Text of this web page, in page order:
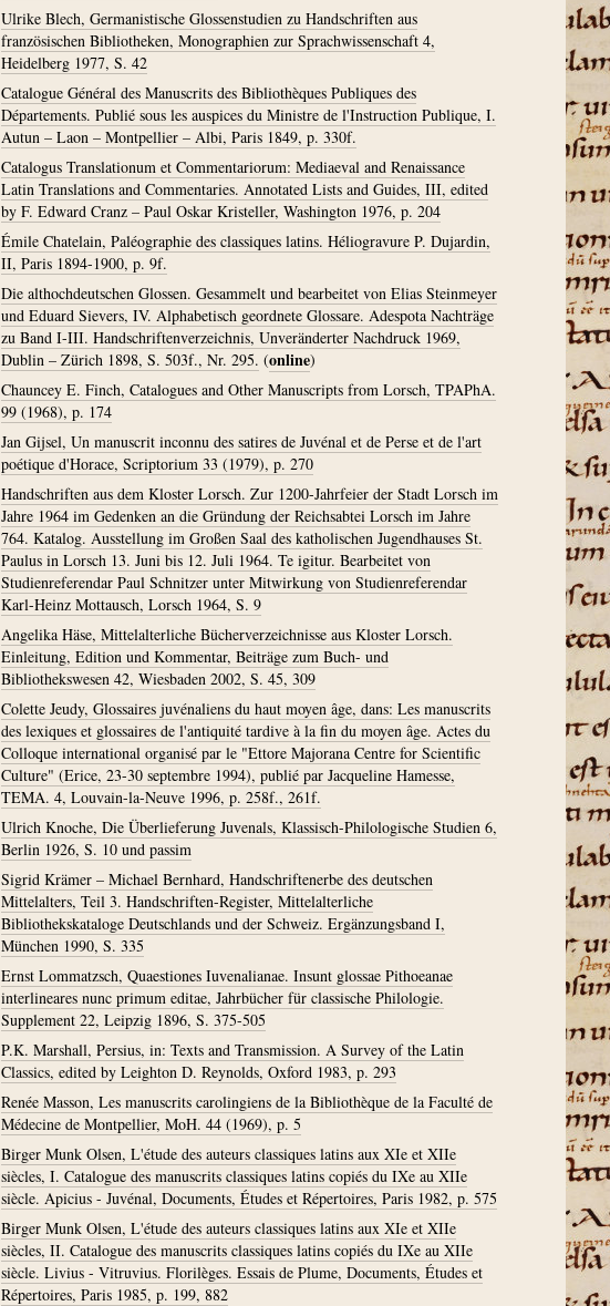
Ulrike Blech, Germanistische Glossenstudien zu Handschriften aus
französischen Bibliotheken, Monographien zur Sprachwissenschaft 4,
Heidelberg 1977, S. 42
Catalogue Général des Manuscrits des Bibliothèques Publiques des
Départements. Publié sous les auspices du Ministre de l'Instruction Publique, I.
Autun – Laon – Montpellier – Albi, Paris 1849, p. 330f.
Catalogus Translationum et Commentariorum: Mediaeval and Renaissance
Latin Translations and Commentaries. Annotated Lists and Guides, III, edited
by F. Edward Cranz – Paul Oskar Kristeller, Washington 1976, p. 204
Émile Chatelain, Paléographie des classiques latins. Héliogravure P. Dujardin,
II, Paris 1894-1900, p. 9f.
Die althochdeutschen Glossen. Gesammelt und bearbeitet von Elias Steinmeyer
und Eduard Sievers, IV. Alphabetisch geordnete Glossare. Adespota Nachträge
zu Band I-III. Handschriftenverzeichnis, Unveränderter Nachdruck 1969,
Dublin – Zürich 1898, S. 503f., Nr. 295. (online)
Chauncey E. Finch, Catalogues and Other Manuscripts from Lorsch, TPAPhA.
99 (1968), p. 174
Jan Gijsel, Un manuscrit inconnu des satires de Juvénal et de Perse et de l'art
poétique d'Horace, Scriptorium 33 (1979), p. 270
Handschriften aus dem Kloster Lorsch. Zur 1200-Jahrfeier der Stadt Lorsch im
Jahre 1964 im Gedenken an die Gründung der Reichsabtei Lorsch im Jahre
764. Katalog. Ausstellung im Großen Saal des katholischen Jugendhauses St.
Paulus in Lorsch 13. Juni bis 12. Juli 1964. Te igitur. Bearbeitet von
Studienreferendar Paul Schnitzer unter Mitwirkung von Studienreferendar
Karl-Heinz Mottausch, Lorsch 1964, S. 9
Angelika Häse, Mittelalterliche Bücherverzeichnisse aus Kloster Lorsch.
Einleitung, Edition und Kommentar, Beiträge zum Buch- und
Bibliothekswesen 42, Wiesbaden 2002, S. 45, 309
Colette Jeudy, Glossaires juvénaliens du haut moyen âge, dans: Les manuscrits
des lexiques et glossaires de l'antiquité tardive à la fin du moyen âge. Actes du
Colloque international organisé par le "Ettore Majorana Centre for Scientific
Culture" (Erice, 23-30 septembre 1994), publié par Jacqueline Hamesse,
TEMA. 4, Louvain-la-Neuve 1996, p. 258f., 261f.
Ulrich Knoche, Die Überlieferung Juvenals, Klassisch-Philologische Studien 6,
Berlin 1926, S. 10 und passim
Sigrid Krämer – Michael Bernhard, Handschriftenerbe des deutschen
Mittelalters, Teil 3. Handschriften-Register, Mittelalterliche
Bibliothekskataloge Deutschlands und der Schweiz. Ergänzungsband I,
München 1990, S. 335
Ernst Lommatzsch, Quaestiones Iuvenalianae. Insunt glossae Pithoeanae
interlineares nunc primum editae, Jahrbücher für classische Philologie.
Supplement 22, Leipzig 1896, S. 375-505
P.K. Marshall, Persius, in: Texts and Transmission. A Survey of the Latin
Classics, edited by Leighton D. Reynolds, Oxford 1983, p. 293
Renée Masson, Les manuscrits carolingiens de la Bibliothèque de la Faculté de
Médecine de Montpellier, MoH. 44 (1969), p. 5
Birger Munk Olsen, L'étude des auteurs classiques latins aux XIe et XIIe
siècles, I. Catalogue des manuscrits classiques latins copiés du IXe au XIIe
siècle. Apicius - Juvénal, Documents, Études et Répertoires, Paris 1982, p. 575
Birger Munk Olsen, L'étude des auteurs classiques latins aux XIe et XIIe
siècles, II. Catalogue des manuscrits classiques latins copiés du IXe au XIIe
siècle. Livius - Vitruvius. Florilèges. Essais de Plume, Documents, Études et
Répertoires, Paris 1985, p. 199, 882